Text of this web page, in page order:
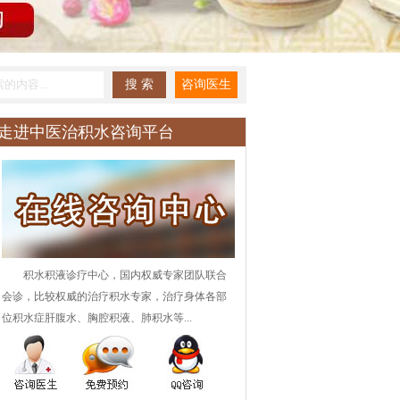
进中医治积水咨询平台
积水积液诊疗中心，国内权威专家团队联合
会诊，比较权威的治疗积水专家，治疗身体各部
位积水症肝腹水、胸腔积液、肺积水等...